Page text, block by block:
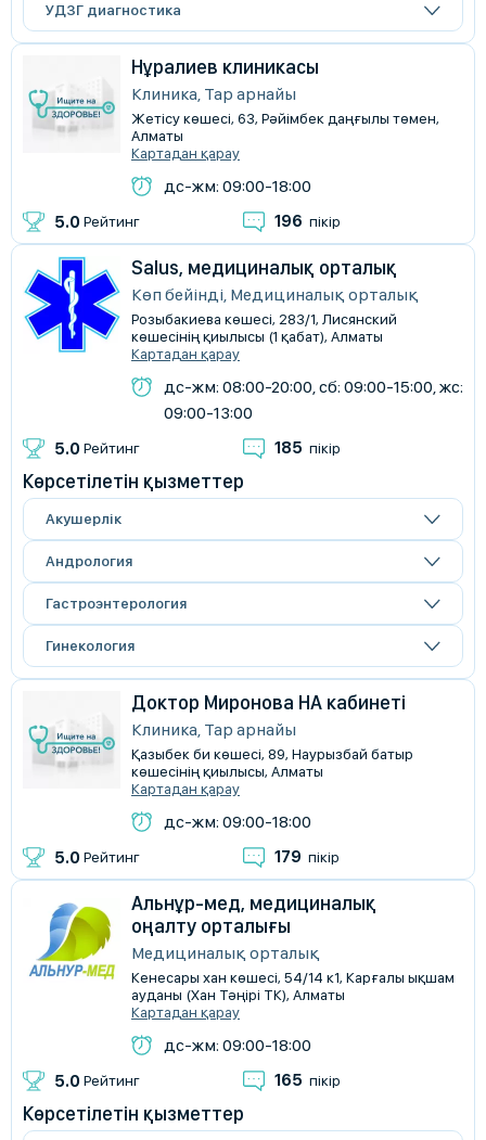
УДЗГ диагностика
Нұралиев клиникасы
Клиника, Тар арнайы
Жетісу көшесі, 63, Рәйімбек даңғылы төмен,
Алматы
Картадан қарау
дс-жм: 09:00-18:00
5.0 Рейтинг 196 пікір
Salus, медициналық орталық
Көп бейінді, Медициналық орталық
Розыбакиева көшесі, 283/1, Лисянский
көшесінің қиылысы (1 қабат), Алматы
Картадан қарау
дс-жм: 08:00-20:00, сб: 09:00-15:00, жс:
09:00-13:00
5.0 Рейтинг 185 пікір
Көрсетілетін қызметтер
Акушерлік
Андрология
Гастроэнтерология
Гинекология
Доктор Миронова НА кабинеті
Клиника, Тар арнайы
Қазыбек би көшесі, 89, Наурызбай батыр
көшесінің қиылысы, Алматы
Картадан қарау
дс-жм: 09:00-18:00
5.0 Рейтинг 179 пікір
Альнұр-мед, медициналық
оңалту орталығы
Медициналық орталық
Кенесары хан көшесі, 54/14 к1, Карғалы ықшам
ауданы (Хан Тәңірі ТК), Алматы
Картадан қарау
дс-жм: 09:00-18:00
5.0 Рейтинг 165 пікір
Көрсетілетін қызметтер